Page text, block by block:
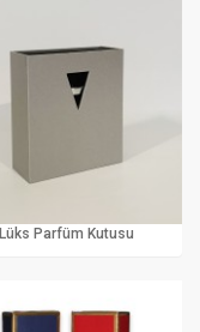
Lüks Parfüm Kutusu